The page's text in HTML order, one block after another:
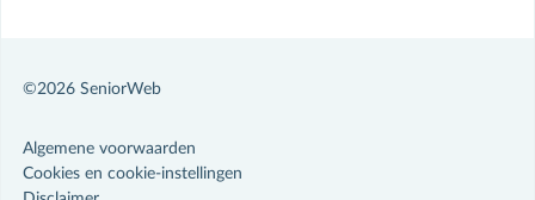
©2026 SeniorWeb
Algemene voorwaarden
Cookies en cookie-instellingen